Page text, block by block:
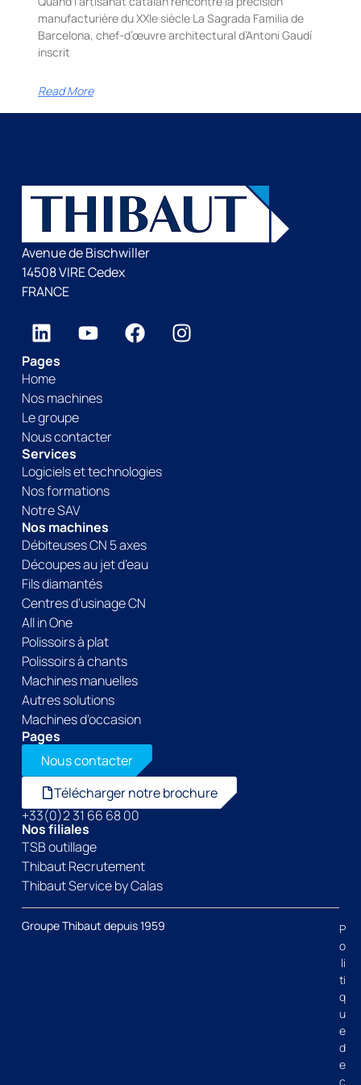
manufacturière du XXIe siècle La Sagrada Familia de
Barcelona, chef-d’œuvre architectural d’Antoni Gaudí
inscrit
Read More
Avenue de Bischwiller
14508 VIRE Cedex
FRANCE
Pages
Home
Nos machines
Le groupe
Nous contacter
Services
Logiciels et technologies
Nos formations
Notre SAV
Nos machines
Débiteuses CN 5 axes
Découpes au jet d’eau
Fils diamantés
Centres d’usinage CN
All in One
Polissoirs à plat
Polissoirs à chants
Machines manuelles
Autres solutions
Machines d’occasion
Pages
Nous contacter
Télécharger notre brochure
+33(0)2 31 66 68 00
Nos filiales
TSB outillage
Thibaut Recrutement
Thibaut Service by Calas
Groupe Thibaut depuis 1959
P
o
li
ti
q
u
e
d
e
c